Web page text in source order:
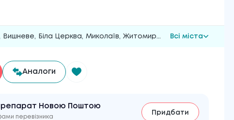
Вишневе, Біла Церква, Миколаїв, Житомир... Всі міста
Аналоги
Новою Поштою
перевізника
Придбати